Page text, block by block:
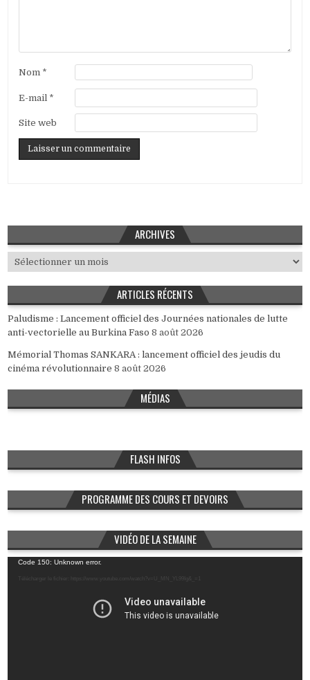
Nom *
E-mail *
Site web
ARCHIVES
Archives
ARTICLES RÉCENTS
Paludisme : Lancement officiel des Journées nationales de lutte
anti-vectorielle au Burkina Faso 8 août 2026
Mémorial Thomas SANKARA : lancement officiel des jeudis du
cinéma révolutionnaire 8 août 2026
MÉDIAS
FLASH INFOS
PROGRAMME DES COURS ET DEVOIRS
VIDÉO DE LA SEMAINE
Lecteur
vidéo
Code 150: Unknown error.
Télécharger le fichier: https://www.youtube.com/watch?v=U_MN_YL99Ig&_=1